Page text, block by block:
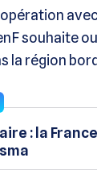
souhaite
la région
: la